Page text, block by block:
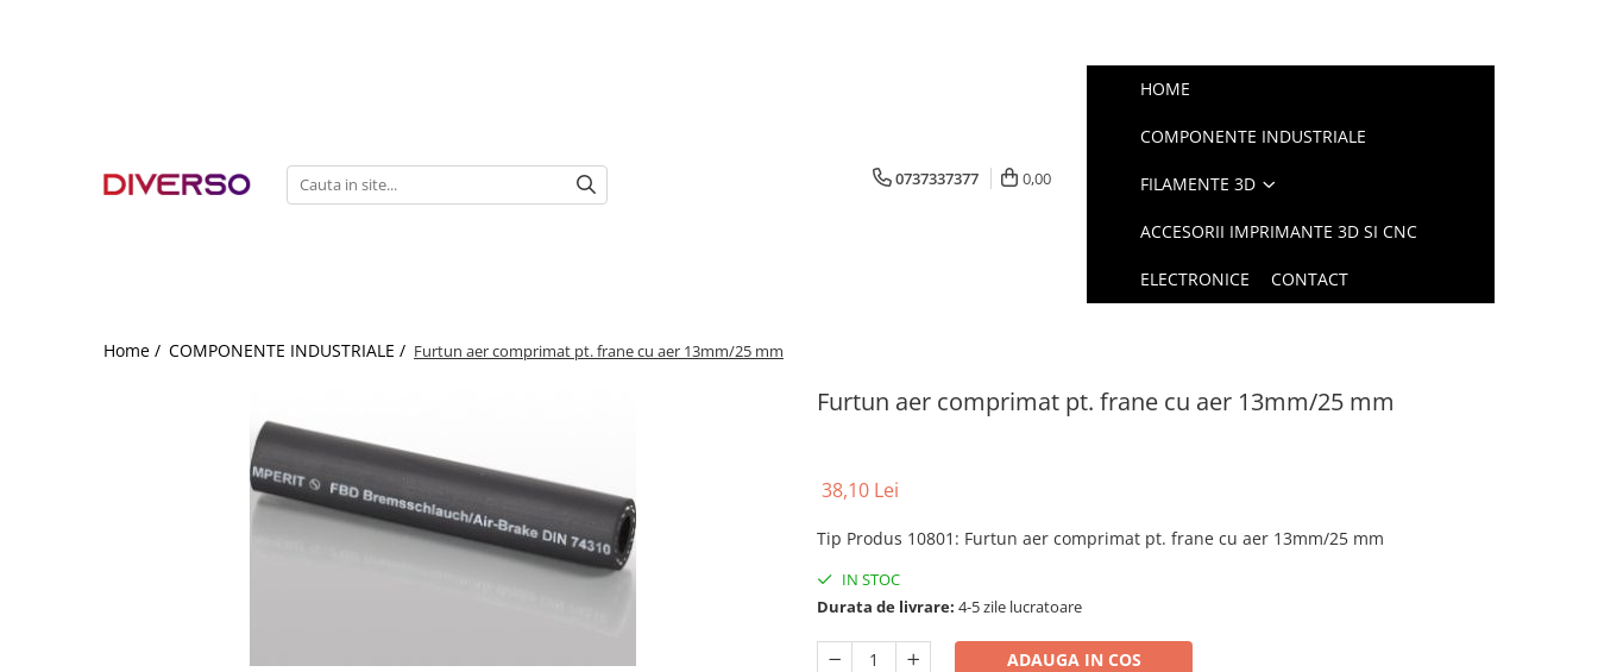
0737337377 0,00
HOME
COMPONENTE INDUSTRIALE
FILAMENTE 3D
ACCESORII IMPRIMANTE 3D SI CNC
ELECTRONICE CONTACT
Home / COMPONENTE INDUSTRIALE / Furtun aer comprimat pt. frane cu aer 13mm/25 mm
Furtun aer comprimat pt. frane cu aer 13mm/25 mm
38,10 Lei
Tip Produs 10801 : Furtun aer comprimat pt. frane cu aer 13mm/25 mm
IN STOC
Durata de livrare: 4-5 zile lucratoare
ADAUGA IN COS